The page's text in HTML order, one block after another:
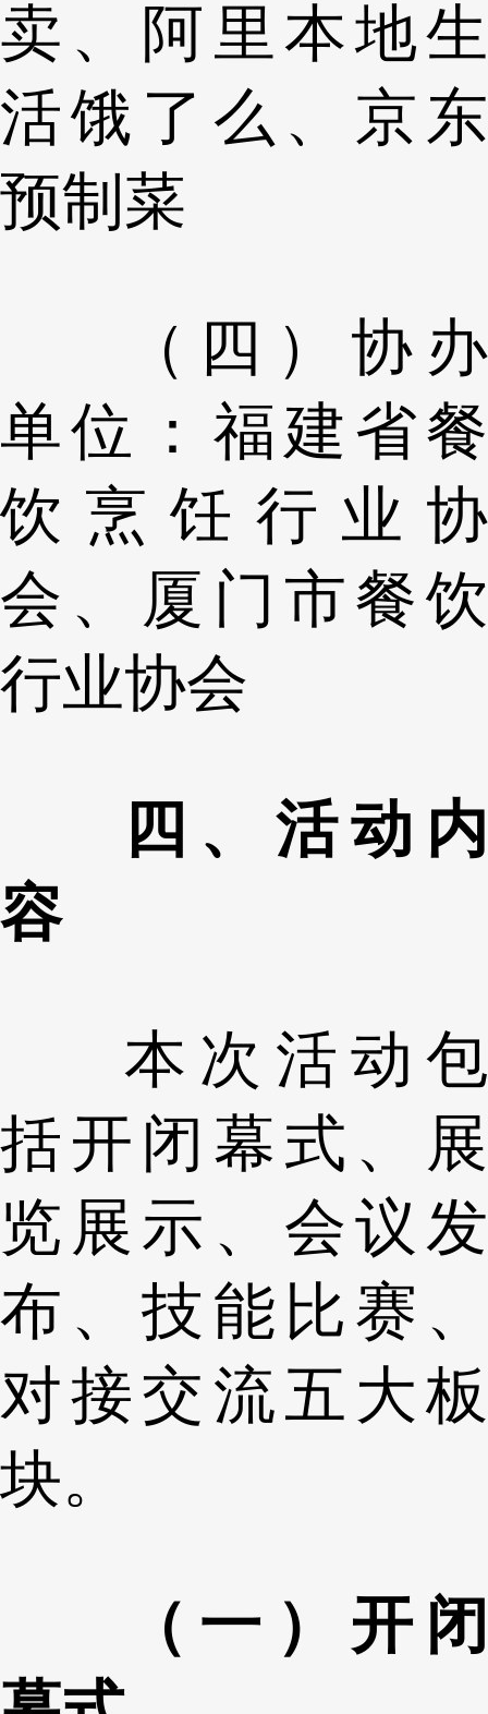
卖、阿里本地生
活饿了么、京东
预制菜
（四）协办
单位：福建省餐
饮烹饪行业协
会、厦门市餐饮
行业协会
四、活动内
容
本次活动包
括开闭幕式、展
览展示、会议发
布、技能比赛、
对接交流五大板
块。
（一）开闭